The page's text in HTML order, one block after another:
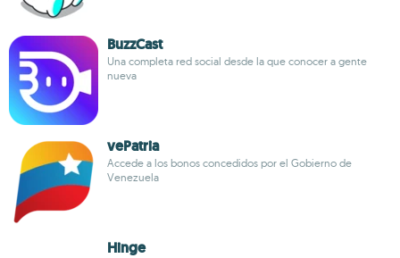
BuzzCast
Una completa red social desde la que conocer a gente
nueva
vePatria
Accede a los bonos concedidos por el Gobierno de
Venezuela
Hinge